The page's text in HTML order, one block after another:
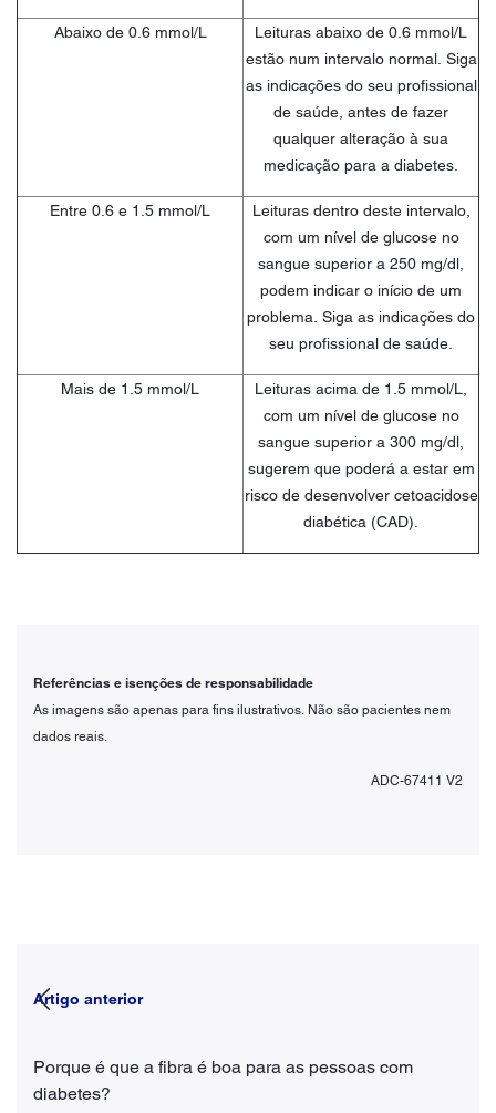
Abaixo de 0.6 mmol/L
Leituras abaixo de 0.6 mmol/L
estão num intervalo normal. Siga
as indicações do seu profissional
de saúde, antes de fazer
qualquer alteração à sua
medicação para a diabetes.
Entre 0.6 e 1.5 mmol/L
Leituras dentro deste intervalo,
com um nível de glucose no
sangue superior a 250 mg/dl,
podem indicar o início de um
problema. Siga as indicações do
seu profissional de saúde.
Mais de 1.5 mmol/L
Leituras acima de 1.5 mmol/L,
com um nível de glucose no
sangue superior a 300 mg/dl,
sugerem que poderá a estar em
risco de desenvolver cetoacidose
diabética (CAD).
Referências e isenções de responsabilidade
As imagens são apenas para fins ilustrativos. Não são pacientes nem
dados reais.
ADC-67411 V2
Artigo anterior
Porque é que a fibra é boa para as pessoas com
diabetes?